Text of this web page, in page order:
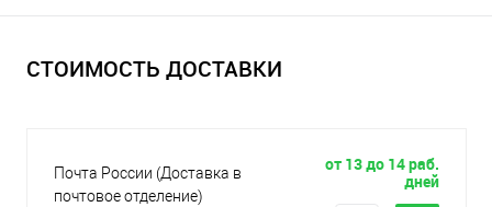
СТОИМОСТЬ ДОСТАВКИ
Почта России (Доставка в
почтовое отделение)
от 13 до 14 раб.
дней